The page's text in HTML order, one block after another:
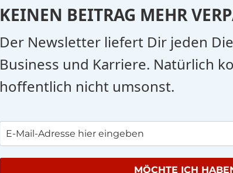
KEINEN BEITRAG MEHR
Der Newsletter liefert Dir jeden
Business und Karriere. Natürlich
hoffentlich nicht umsonst.
MÖCHTE ICH